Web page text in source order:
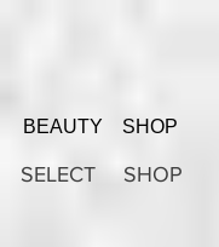
BEAUTY SHOP
SELECT SHOP